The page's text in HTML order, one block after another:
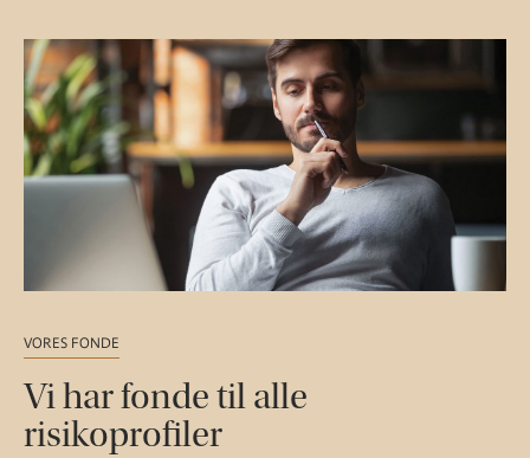
VORES FONDE
Vi har fonde til alle
risikoprofiler